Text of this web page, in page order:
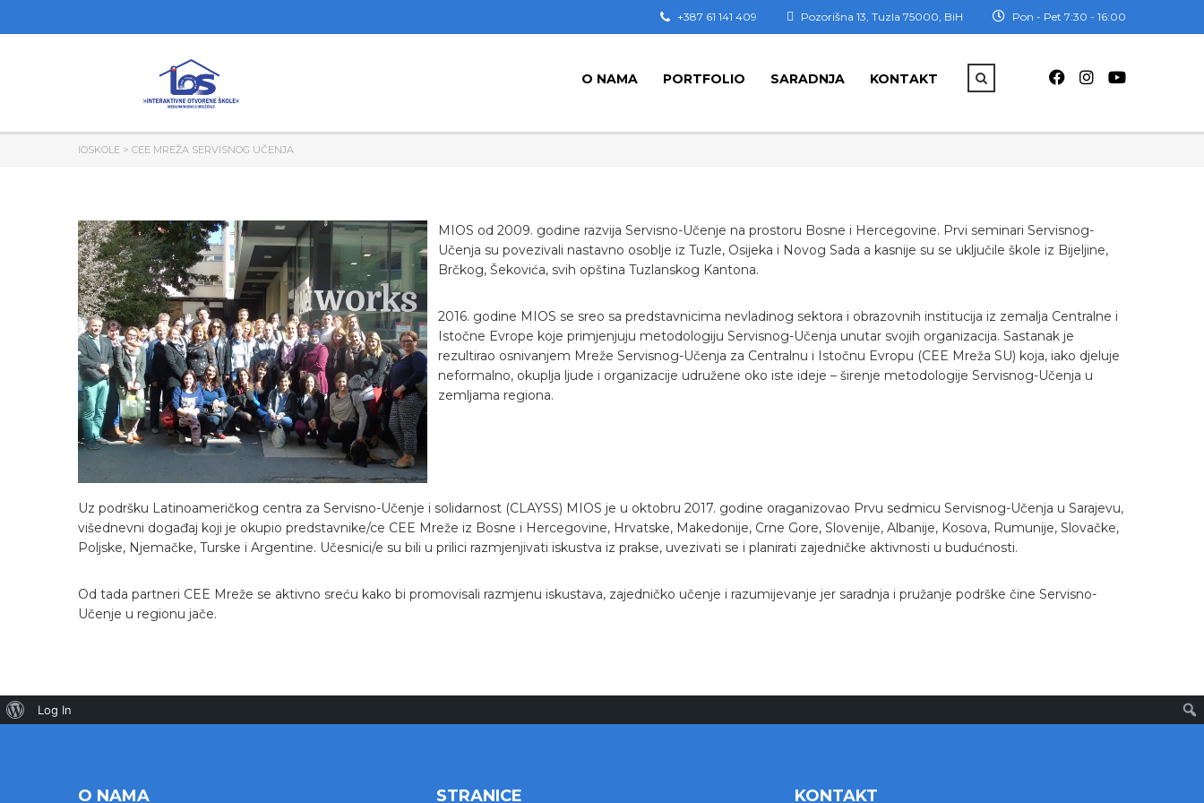
Pon - Pet 7:30 - 16:00
Pozorišna 13, Tuzla 75000, BiH
+387 61 141 409
O NAMA PORTFOLIO SARADNJA KONTAKT
IOSKOLE > CEE MREŽA SERVISNOG UČENJA
MIOS od 2009. godine razvija Servisno-Učenje na prostoru Bosne i Hercegovine. Prvi seminari Servisnog-
Učenja su povezivali nastavno osoblje iz Tuzle, Osijeka i Novog Sada a kasnije su se uključile škole iz Bijeljine,
Brčkog, Šekovića, svih opština Tuzlanskog Kantona.
2016. godine MIOS se sreo sa predstavnicima nevladinog sektora i obrazovnih institucija iz zemalja Centralne i
Istočne Evrope koje primjenjuju metodologiju Servisnog-Učenja unutar svojih organizacija. Sastanak je
rezultirao osnivanjem Mreže Servisnog-Učenja za Centralnu i Istočnu Evropu (CEE Mreža SU) koja, iako djeluje
neformalno, okuplja ljude i organizacije udružene oko iste ideje – širenje metodologije Servisnog-Učenja u
zemljama regiona.
Uz podršku Latinoameričkog centra za Servisno-Učenje i solidarnost (CLAYSS) MIOS je u oktobru 2017. godine oraganizovao Prvu sedmicu Servisnog-Učenja u Sarajevu,
višednevni događaj koji je okupio predstavnike/ce CEE Mreže iz Bosne i Hercegovine, Hrvatske, Makedonije, Crne Gore, Slovenije, Albanije, Kosova, Rumunije, Slovačke,
Poljske, Njemačke, Turske i Argentine. Učesnici/e su bili u prilici razmjenjivati iskustva iz prakse, uvezivati se i planirati zajedničke aktivnosti u budućnosti.
Od tada partneri CEE Mreže se aktivno sreću kako bi promovisali razmjenu iskustava, zajedničko učenje i razumijevanje jer saradnja i pružanje podrške čine Servisno-
Učenje u regionu jače.
O NAMA STRANICE KONTAKT
Log In